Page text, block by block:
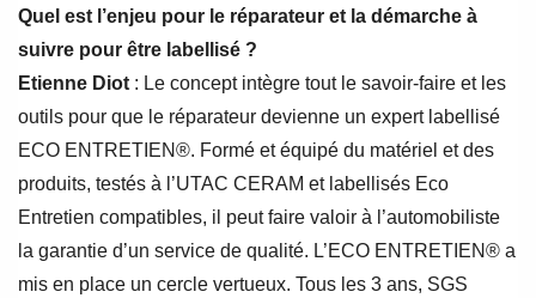
Quel est l’enjeu pour le réparateur et la démarche à
suivre pour être labellisé ?
Etienne Diot : Le concept intègre tout le savoir-faire et les
outils pour que le réparateur devienne un expert labellisé
ECO ENTRETIEN®. Formé et équipé du matériel et des
produits, testés à l’UTAC CERAM et labellisés Eco
Entretien compatibles, il peut faire valoir à l’automobiliste
la garantie d’un service de qualité. L’ECO ENTRETIEN® a
mis en place un cercle vertueux. Tous les 3 ans, SGS